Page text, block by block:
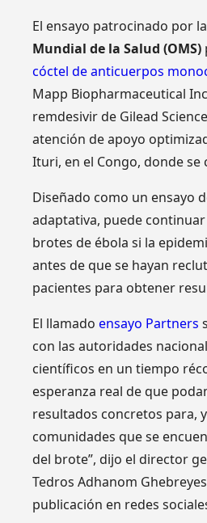
El ensayo patrocinado por la
Mundial de la Salud (OMS)
cóctel de anticuerpos
Mapp Biopharmaceutical
remdesivir de Gilead
atención de apoyo
Ituri, en el Congo, donde
Diseñado como un ensayo
adaptativa, puede
brotes de ébola si la
antes de que se hayan
pacientes para obtener
El llamadoensayo Partners
con las autoridades
científicos en un tiempo
esperanza real de que
resultados concretos para,
comunidades que se
del brote”, dijo el director
Tedros Adhanom
publicación en redes